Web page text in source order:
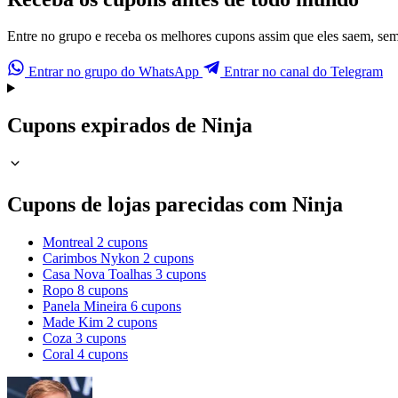
Entre no grupo e receba os melhores cupons assim que eles saem,
Entrar no grupo do WhatsApp Entrar no canal do Telegram
Cupons expirados de Ninja
Cupons de lojas parecidas com Ninja
Montreal 2 cupons
Carimbos Nykon 2 cupons
Casa Nova Toalhas 3 cupons
Ropo 8 cupons
Panela Mineira 6 cupons
Made Kim 2 cupons
Coza 3 cupons
Coral 4 cupons